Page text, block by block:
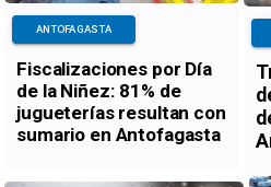
Fiscalizaciones por Día
de la Niñez: 81% de
jugueterías resultan con
sumario en Antofagasta
ANTOFAGASTA